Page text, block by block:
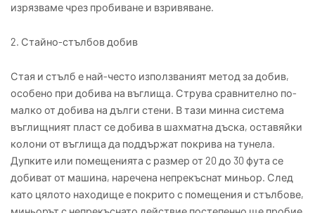
изрязваме чрез пробиване и взривяване.
2. Стайно-стълбов добив
Стая и стълб е най-често използваният метод за добив,
особено при добива на въглища. Струва сравнително по-
малко от добива на дълги стени. В тази минна система
въглищният пласт се добива в шахматна дъска, оставяйки
колони от въглища да поддържат покрива на тунела.
Дупките или помещенията с размер от 20 до 30 фута се
добиват от машина, наречена непрекъснат миньор. След
като цялото находище е покрито с помещения и стълбове,